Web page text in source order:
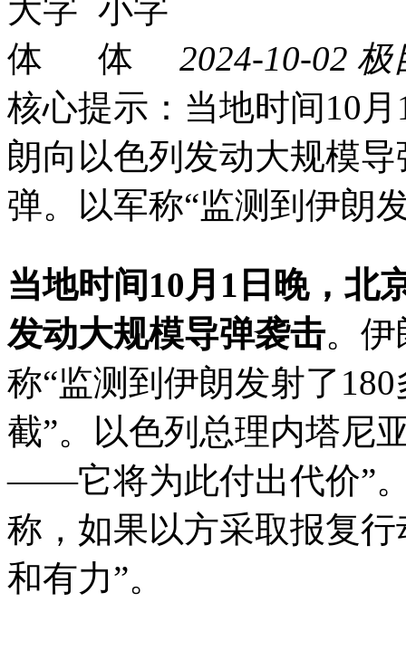
2024-10-02 极
核心提示：当地时间10
朗向以色列发动大规模
弹。以军称“监测到伊朗
当地时间10月1日晚，北
发动大规模导弹袭击。伊
称“监测到伊朗发射了
截”。以色列总理内塔尼
——它将为此付出代价”
称，如果以方采取报复
和有力”。